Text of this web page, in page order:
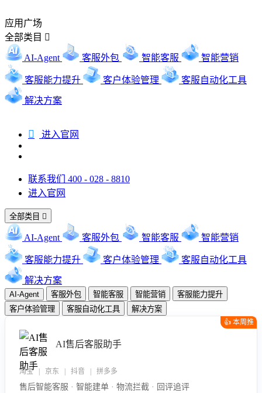
应用广场
全部类目 
AI-Agent 客服外包 智能客服 智能营销
客服能力提升 客户体验管理 客服自动化工具
解决方案
 进入官网
联系我们 400 - 028 - 8810
进入官网
全部类目 
AI-Agent 客服外包 智能客服 智能营销
客服能力提升 客户体验管理 客服自动化工具
解决方案
AI-Agent 客服外包 智能客服 智能营销
客服能力提升
客户体验管理
客服自动化工具 解决方案
👍 本周推
AI售后客服助手
淘宝 | 京东 | 抖音 | 拼多多
售后智能客服 · 智能建单 · 物流拦截 · 回评追评